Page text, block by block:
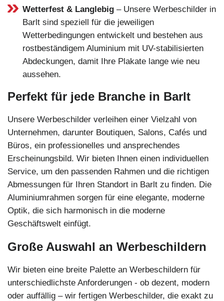
Wetterfest & Langlebig – Unsere Werbeschilder in
Barlt sind speziell für die jeweiligen
Wetterbedingungen entwickelt und bestehen aus
rostbeständigem Aluminium mit UV-stabilisierten
Abdeckungen, damit Ihre Plakate lange wie neu
aussehen.
Perfekt für jede Branche in Barlt
Unsere Werbeschilder verleihen einer Vielzahl von
Unternehmen, darunter Boutiquen, Salons, Cafés und
Büros, ein professionelles und ansprechendes
Erscheinungsbild. Wir bieten Ihnen einen individuellen
Service, um den passenden Rahmen und die richtigen
Abmessungen für Ihren Standort in Barlt zu finden. Die
Aluminiumrahmen sorgen für eine elegante, moderne
Optik, die sich harmonisch in die moderne
Geschäftswelt einfügt.
Große Auswahl an Werbeschildern
Wir bieten eine breite Palette an Werbeschildern für
unterschiedlichste Anforderungen - ob dezent, modern
oder auffällig – wir fertigen Werbeschilder, die exakt zu